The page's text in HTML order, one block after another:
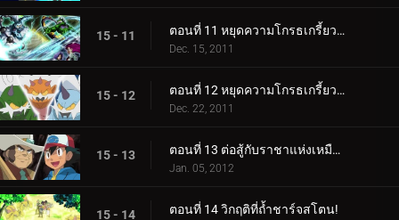
15 - 11 ตอนที่ 11 หยุดความโกรธเกรี้ยวแห่งตำนาน! (1)
Dec. 15, 2011
15 - 12 ตอนที่ 12 หยุดความโกรธเกรี้ยวแห่งตำนาน! (2)
Dec. 22, 2011
15 - 13 ตอนที่ 13 ต่อสู้กับราชาแห่งเหมือง!
Jan. 05, 2012
15 - 14 ตอนที่ 14 วิกฤติที่ถ้ำชาร์จสโตน!